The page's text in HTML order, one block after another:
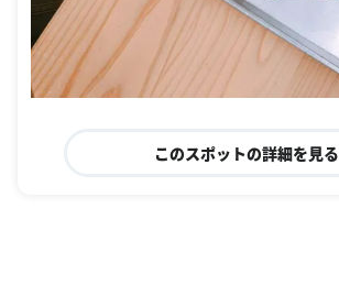
このスポットの詳細を見る